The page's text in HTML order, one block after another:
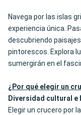
Navega por las islas
experiencia única.
descubriendo
pintorescos. Explora
sumergirán en el
¿Por qué elegir un
Diversidad cultural e
Elegir un crucero por